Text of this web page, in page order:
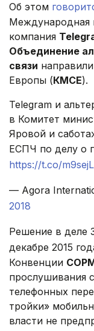
Об этом
Международная
компания
Объединение
связи
Европы (КМСЕ).
Telegram и
в Комитет
Яровой и
ЕСПЧ по делу о
https://t.co/
— Agora
2018
Решение в деле
декабре 2015
Конвенции
прослушивания
телефонных
тройки»
власти не